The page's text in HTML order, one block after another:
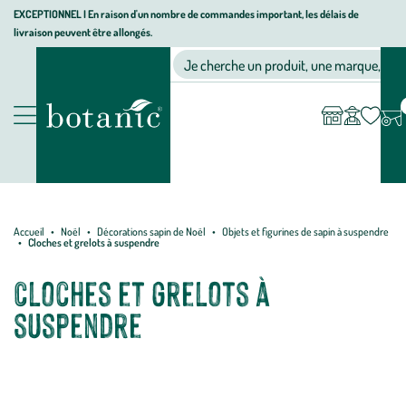
Aller
Aller
au
Aller
au
page
EXCEPTIONNEL I En raison d'un nombre de commandes important, les délais de
livraison peuvent être allongés.
Nos
animalerie,
décoration,
botanic®
Je cherche un produit, une marque, un
compte
Accueil Noël Décorations sapin de Noël
Objets et figurines de sapin à suspendre
Cloches et grelots à suspendre
Cloches et grelots à
suspendre